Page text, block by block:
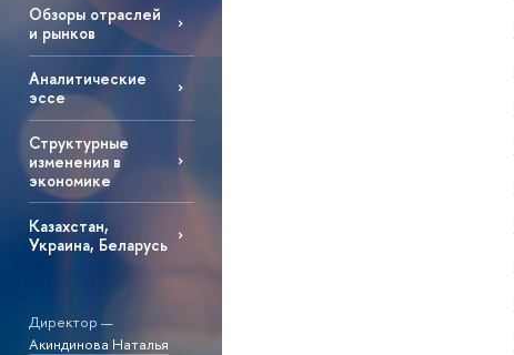
Обзоры отраслей
и рынков
Аналитические
эссе
Структурные
изменения в
экономике
Казахстан,
Украина, Беларусь
Директор —
Акиндинова Наталья